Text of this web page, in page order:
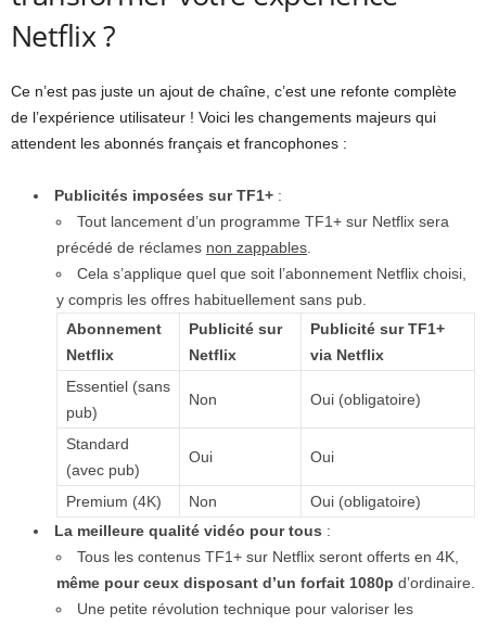
Netflix ?
Ce n’est pas juste un ajout de chaîne, c’est une refonte complète
de l’expérience utilisateur ! Voici les changements majeurs qui
attendent les abonnés français et francophones :
Publicités imposées sur TF1+ :
Tout lancement d’un programme TF1+ sur Netflix sera
précédé de réclames non zappables.
Cela s’applique quel que soit l’abonnement Netflix choisi,
y compris les offres habituellement sans pub.
Abonnement
Netflix
Publicité sur
Netflix
Publicité sur TF1+
via Netflix
Essentiel (sans
pub)
Non Oui (obligatoire)
Standard
(avec pub)
Oui Oui
Premium (4K) Non
Oui (obligatoire)
La meilleure qualité vidéo pour tous :
Tous les contenus TF1+ sur Netflix seront offerts en 4K,
même pour ceux disposant d’un forfait 1080p d’ordinaire.
Une petite révolution technique pour valoriser les